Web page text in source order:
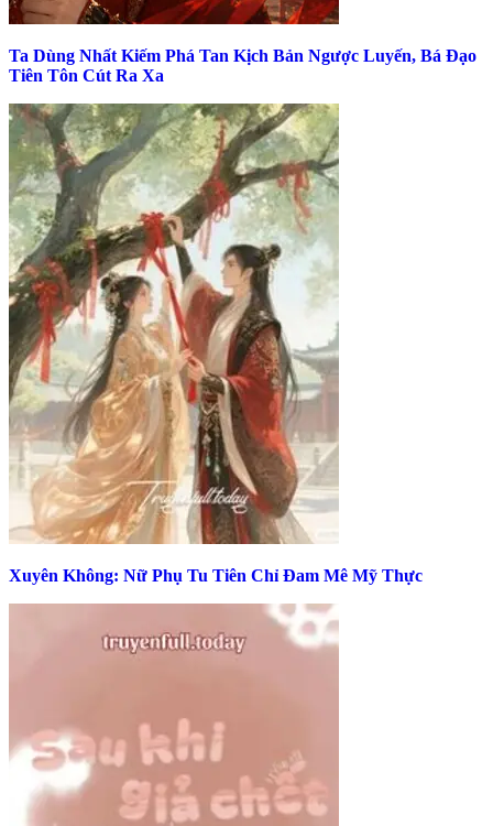
Ta Dùng Nhất Kiếm Phá Tan Kịch Bản Ngược Luyến, Bá Đạo
Tiên Tôn Cút Ra Xa
Xuyên Không: Nữ Phụ Tu Tiên Chỉ Đam Mê Mỹ Thực